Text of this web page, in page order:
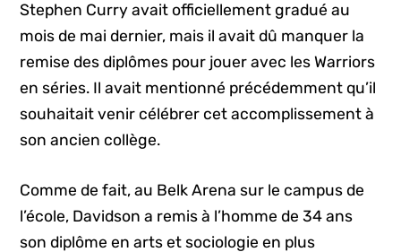
Stephen Curry avait officiellement gradué au
mois de mai dernier, mais il avait dû manquer la
remise des diplômes pour jouer avec les Warriors
en séries. Il avait mentionné précédemment qu’il
souhaitait venir célébrer cet accomplissement à
son ancien collège.
Comme de fait, au Belk Arena sur le campus de
l’école, Davidson a remis à l’homme de 34 ans
son diplôme en arts et sociologie en plus